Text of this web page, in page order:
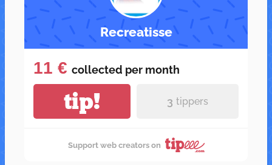
Recreatisse
11 € collected per month
tip! 3 tippers
Support web creators on